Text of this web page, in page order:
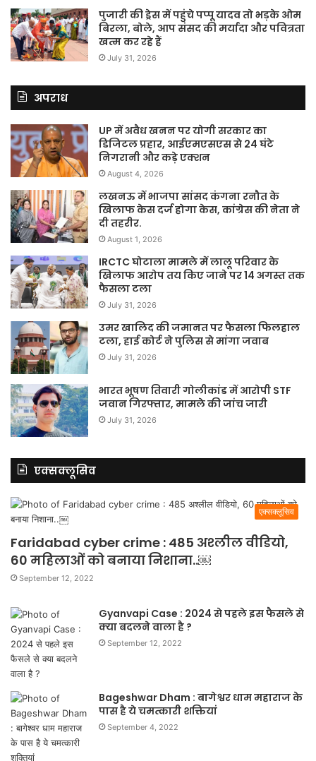
पुजारी की ड्रेस में पहुंचे पप्पू यादव तो भड़के ओम
बिरला, बोले, आप संसद की मर्यादा और पवित्रता
खत्म कर रहे हैं
July 31, 2026
अपराध
UP में अवैध खनन पर योगी सरकार का
डिजिटल प्रहार, आईएमएसएस से 24 घंटे
निगरानी और कड़े एक्शन
August 4, 2026
लखनऊ में भाजपा सांसद कंगना रनौत के
खिलाफ केस दर्ज होगा केस, कांग्रेस की नेता ने
दी तहरीर.
August 1, 2026
IRCTC घोटाला मामले में लालू परिवार के
खिलाफ आरोप तय किए जाने पर 14 अगस्त तक
फैसला टला
July 31, 2026
उमर खालिद की जमानत पर फैसला फिलहाल
टला, हाई कोर्ट ने पुलिस से मांगा जवाब
July 31, 2026
भारत भूषण तिवारी गोलीकांड में आरोपी STF
जवान गिरफ्तार, मामले की जांच जारी
July 31, 2026
एक्सक्लूसिव
एक्सक्लूसिव
Faridabad cyber crime : 485 अश्लील वीडियो,
60 महिलाओं को बनाया निशाना..￼
September 12, 2022
Gyanvapi Case : 2024 से पहले इस फैसले से
क्या बदलने वाला है ?
September 12, 2022
Bageshwar Dham : बागेश्वर धाम महाराज के
पास है ये चमत्कारी शक्तियां
September 4, 2022